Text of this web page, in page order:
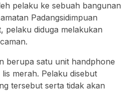
pelaku ke sebuah bangunan
Padangsidimpuan
pelaku diduga melakukan
berupa satu unit handphone
merah. Pelaku disebut
tersebut serta tidak akan